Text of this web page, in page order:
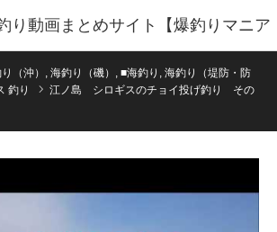
り動画まとめサイト【爆釣りマニア
（沖） , 海釣り（磯） , ■海釣り , 海釣り（堤防・防
釣り
江ノ島 シロギスのチョイ投げ釣り その